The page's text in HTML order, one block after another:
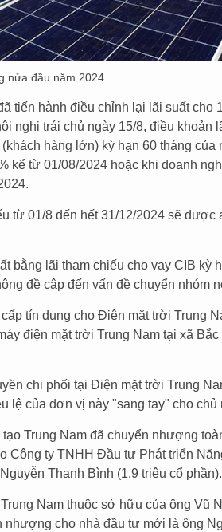
nửa đầu năm 2024.
tiến hành điều chỉnh lại lãi suất cho
nghị trái chủ ngày 15/8, điều khoản
hàng lớn) kỳ hạn 60 tháng của
kể từ 01/08/2024 hoặc khi doanh
từ 01/8 đến hết 31/12/2024 sẽ được
bằng lãi tham chiếu cho vay CIB kỳ
đề cập đến vấn đề chuyển nhóm
tín dụng cho Điện mặt trời Trung
điện mặt trời Trung Nam tại xã
chi phối tại Điện mặt trời Trung
lệ của đơn vị này "sang tay" cho chủ
Trung Nam đã chuyển nhượng
Công ty TNHH Đầu tư Phát triển
Thanh Bình (1,9 triệu cổ phần).
Nam thuộc sở hữu của ông Vũ
cho nhà đầu tư mới là ông